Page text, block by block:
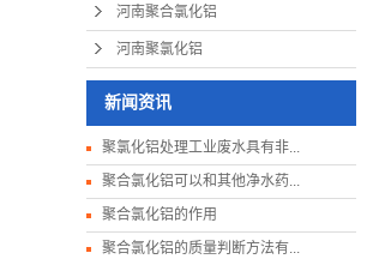
河南聚合氯化铝
河南聚氯化铝
新闻资讯
聚氯化铝处理工业废水具有非...
聚合氯化铝可以和其他净水药...
聚合氯化铝的作用
聚合氯化铝的质量判断方法有...